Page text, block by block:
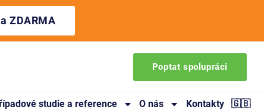
ZDARMA
Poptat spolupráci
studie a reference O nás Kontakty 🇬🇧